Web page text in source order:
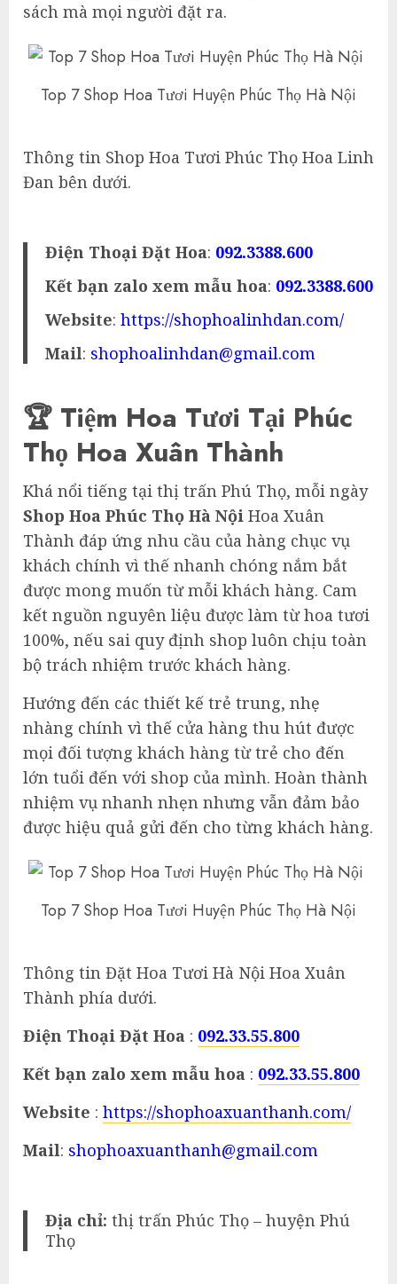
sách mà mọi người đặt ra.
Top 7 Shop Hoa Tươi Huyện Phúc Thọ Hà Nội
Thông tin Shop Hoa Tươi Phúc Thọ Hoa Linh
Đan bên dưới.
Điện Thoại Đặt Hoa: 092.3388.600
Kết bạn zalo xem mẫu hoa: 092.3388.600
Website:https://shophoalinhdan.com/
Mail: shophoalinhdan@gmail.com
🏆 Tiệm Hoa Tươi Tại Phúc
Thọ Hoa Xuân Thành
Khá nổi tiếng tại thị trấn Phú Thọ, mỗi ngày
Shop Hoa Phúc Thọ Hà Nội Hoa Xuân
Thành đáp ứng nhu cầu của hàng chục vụ
khách chính vì thế nhanh chóng nắm bắt
được mong muốn từ mỗi khách hàng. Cam
kết nguồn nguyên liệu được làm từ hoa tươi
100%, nếu sai quy định shop luôn chịu toàn
bộ trách nhiệm trước khách hàng.
Hướng đến các thiết kế trẻ trung, nhẹ
nhàng chính vì thế cửa hàng thu hút được
mọi đối tượng khách hàng từ trẻ cho đến
lớn tuổi đến với shop của mình. Hoàn thành
nhiệm vụ nhanh nhẹn nhưng vẫn đảm bảo
được hiệu quả gửi đến cho từng khách hàng.
Top 7 Shop Hoa Tươi Huyện Phúc Thọ Hà Nội
Thông tin Đặt Hoa Tươi Hà Nội Hoa Xuân
Thành phía dưới.
Điện Thoại Đặt Hoa : 092.33.55.800
Kết bạn zalo xem mẫu hoa : 092.33.55.800
Website : https://shophoaxuanthanh.com/
Mail: shophoaxuanthanh@gmail.com
Địa chỉ: thị trấn Phúc Thọ – huyện Phú
Thọ